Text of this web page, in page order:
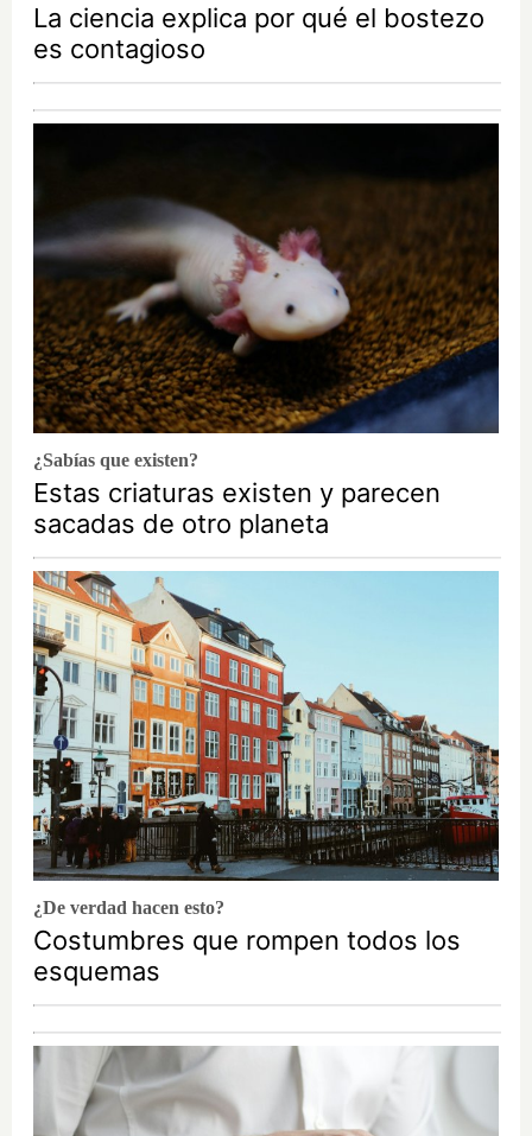
La ciencia explica por qué el bostezo
es contagioso
¿Sabías que existen?
Estas criaturas existen y parecen
sacadas de otro planeta
¿De verdad hacen esto?
Costumbres que rompen todos los
esquemas